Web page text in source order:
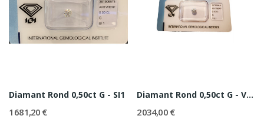
Diamant Rond 0,50ct G - SI1
1 681,20 €
Diamant Rond 0,50ct G - VS2
2 034,00 €